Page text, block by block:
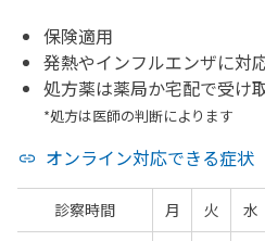
保険適用
発熱やインフルエンザに対
処方薬は薬局か宅配で受け
*処方は医師の判断によります
オンライン対応できる症状
診察時間 月 火 水